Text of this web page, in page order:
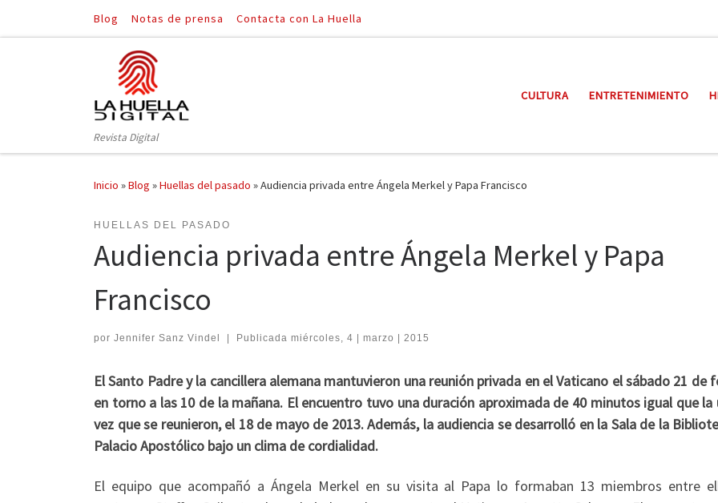
Saltar al contenido
Blog Notas de prensa Contacta con La Huella
Revista Digital
CULTURA ENTRETENIMIENTO
Inicio »Blog »Huellas del pasado »Audiencia privada entre Ángela Merkel y Papa Francisco
HUELLAS DEL PASADO
Audiencia privada entre Ángela Merkel y Papa
Francisco
por Jennifer Sanz Vindel Publicada miércoles, 4 | marzo | 2015
El Santo Padre y la cancillera alemana mantuvieron una reunión privada en el Vaticano el sábado 21 de
en torno a las 10 de la mañana. El encuentro tuvo una duración aproximada de 40 minutos igual que
vez que se reunieron, el 18 de mayo de 2013. Además, la audiencia se desarrolló en la Sala de la
Palacio Apostólico bajo un clima de cordialidad.
El equipo que acompañó a Ángela Merkel en su visita al Papa lo formaban 13 miembros entre